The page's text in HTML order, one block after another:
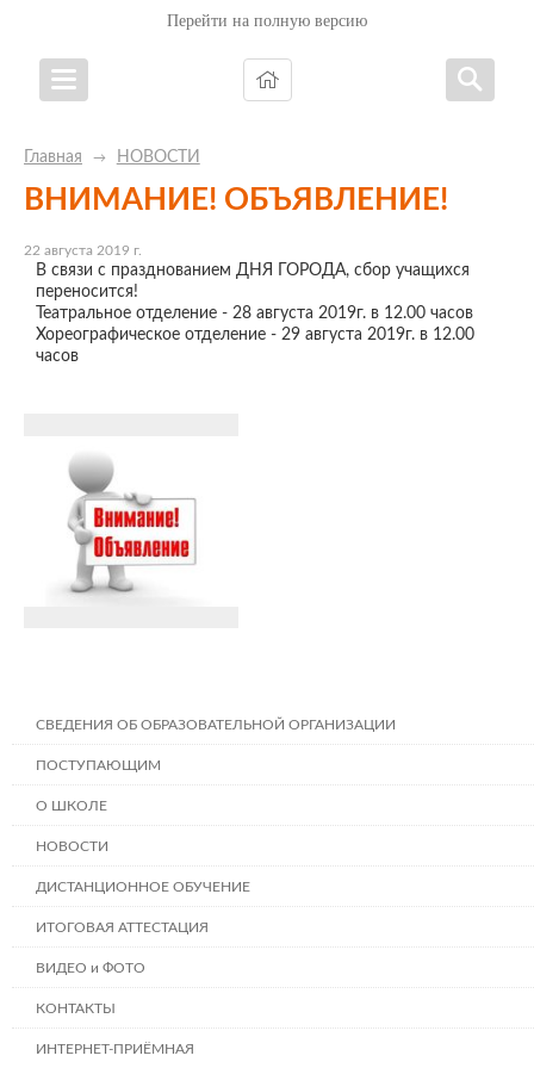
Перейти на полную версию
Главная → НОВОСТИ
ВНИМАНИЕ! ОБЪЯВЛЕНИЕ!
22 августа 2019 г.
В связи с празднованием ДНЯ ГОРОДА, cбор учащихся
переносится!
Театральное отделение - 28 августа 2019г. в 12.00 часов
Хореографическое отделение - 29 августа 2019г. в 12.00
часов
СВЕДЕНИЯ ОБ ОБРАЗОВАТЕЛЬНОЙ ОРГАНИЗАЦИИ
ПОСТУПАЮЩИМ
О ШКОЛЕ
НОВОСТИ
ДИСТАНЦИОННОЕ ОБУЧЕНИЕ
ИТОГОВАЯ АТТЕСТАЦИЯ
ВИДЕО и ФОТО
КОНТАКТЫ
ИНТЕРНЕТ-ПРИЁМНАЯ